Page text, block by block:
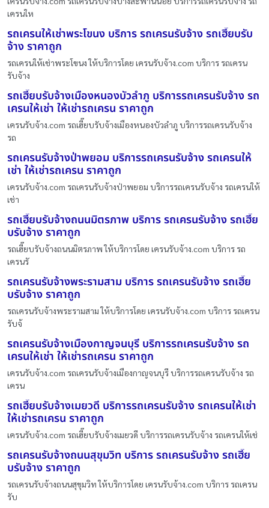
เครนให
รถเครนให้เช่าพระโขนง บริการ รถเครนรับจ้าง รถเฮี๊ยบรับ
จ้าง ราคาถูก
รถเครนให้เช่าพระโขนง ให้บริการโดย เครนรับจ้าง.com บริการ รถเครน
รับจ้าง
รถเฮี๊ยบรับจ้างเมืองหนองบัวลำภู บริการรถเครนรับจ้าง รถ
เครนให้เช่า ให้เช่ารถเครน ราคาถูก
เครนรับจ้าง.com รถเฮี๊ยบรับจ้างเมืองหนองบัวลำภู บริการรถเครนรับจ้าง
รถ
รถเครนรับจ้างป่าพยอม บริการรถเครนรับจ้าง รถเครนให้
เช่า ให้เช่ารถเครน ราคาถูก
เครนรับจ้าง.com รถเครนรับจ้างป่าพยอม บริการรถเครนรับจ้าง รถเครนให้
เช่า
รถเฮี๊ยบรับจ้างถนนมิตรภาพ บริการ รถเครนรับจ้าง รถเฮี๊ย
บรับจ้าง ราคาถูก
รถเฮี๊ยบรับจ้างถนนมิตรภาพ ให้บริการโดย เครนรับจ้าง.com บริการ รถ
เครนรั
รถเครนรับจ้างพระรามสาม บริการ รถเครนรับจ้าง รถเฮี๊ย
บรับจ้าง ราคาถูก
รถเครนรับจ้างพระรามสาม ให้บริการโดย เครนรับจ้าง.com บริการ รถเครน
รับจ้
รถเครนรับจ้างเมืองกาญจนบุรี บริการรถเครนรับจ้าง รถ
เครนให้เช่า ให้เช่ารถเครน ราคาถูก
เครนรับจ้าง.com รถเครนรับจ้างเมืองกาญจนบุรี บริการรถเครนรับจ้าง รถ
เครน
รถเฮี๊ยบรับจ้างเมยวดี บริการรถเครนรับจ้าง รถเครนให้เช่า
ให้เช่ารถเครน ราคาถูก
เครนรับจ้าง.com รถเฮี๊ยบรับจ้างเมยวดี บริการรถเครนรับจ้าง รถเครนให้เช่
รถเครนรับจ้างถนนสุขุมวิท บริการ รถเครนรับจ้าง รถเฮี๊ย
บรับจ้าง ราคาถูก
รถเครนรับจ้างถนนสุขุมวิท ให้บริการโดย เครนรับจ้าง.com บริการ รถเครน
รับ